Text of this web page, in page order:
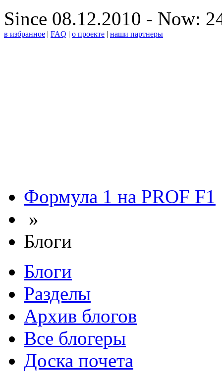
Since 08.12.2010 - Now:
в избранное | FAQ | о проекте | наши партнеры
Формула 1 на PROF F1
»
Блоги
Блоги
Разделы
Архив блогов
Все блогеры
Доска почета